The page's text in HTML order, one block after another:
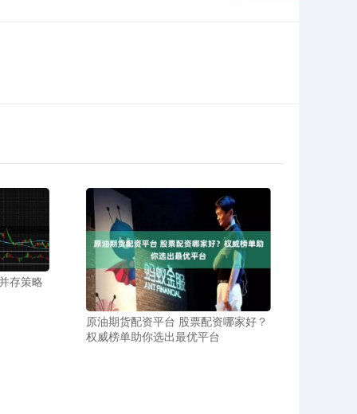
存策略
原油期货配资平台 股票配资哪家好？
权威榜单助你选出最优平台